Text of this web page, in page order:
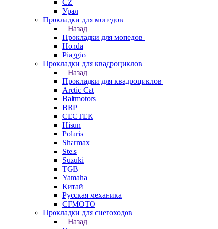
СZ
Урал
Прокладки для мопедов
Назад
Прокладки для мопедов
Honda
Piaggio
Прокладки для квадроциклов
Назад
Прокладки для квадроциклов
Arctic Cat
Baltmotors
BRP
CECTEK
Hisun
Polaris
Sharmax
Stels
Suzuki
TGB
Yamaha
Китай
Русская механика
СFMOTO
Прокладки для снегоходов
Назад